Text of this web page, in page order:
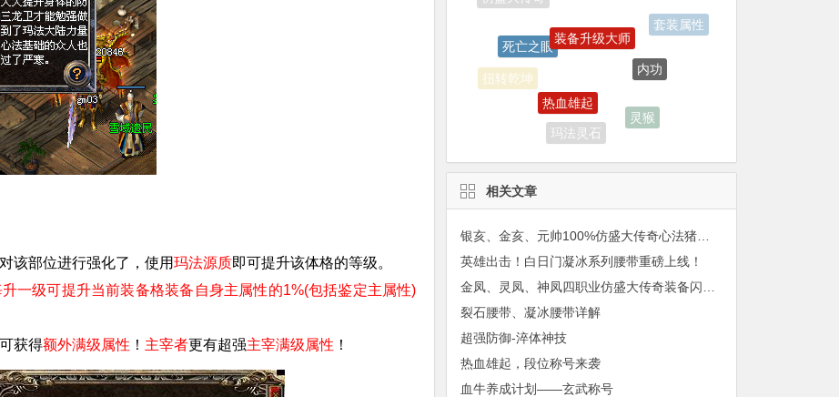
该部位进行强化了，使用玛法源质即可提升该体格的等级。
升一级可提升当前装备格装备自身主属性的1%(包括鉴定主属性)
获得额外满级属性 ！ 主宰者更有超强主宰满级属性 ！
套装属性
扭转乾坤
死亡之眼
内功
玛法灵石
热血雄起
相关文章
银亥、金亥、元帅100%仿盛大传奇心法猪年套装霸气降临
英雄出击！白日门凝冰系列腰带重磅上线！
裂石腰带、凝冰腰带详解
超强防御-淬体神技
热血雄起，段位称号来袭
血牛养成计划——玄武称号